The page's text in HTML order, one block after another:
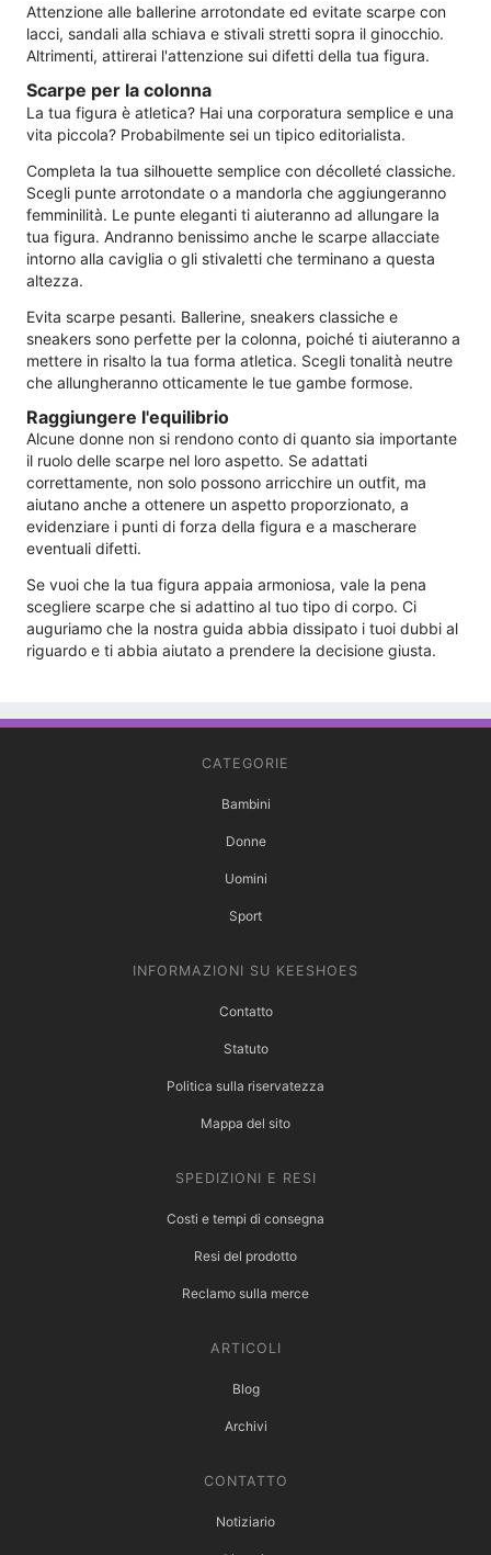
Attenzione alle ballerine arrotondate ed evitate scarpe con
lacci, sandali alla schiava e stivali stretti sopra il ginocchio.
Altrimenti, attirerai l'attenzione sui difetti della tua figura.
Scarpe per la colonna
La tua figura è atletica? Hai una corporatura semplice e una
vita piccola? Probabilmente sei un tipico editorialista.
Completa la tua silhouette semplice con décolleté classiche.
Scegli punte arrotondate o a mandorla che aggiungeranno
femminilità. Le punte eleganti ti aiuteranno ad allungare la
tua figura. Andranno benissimo anche le scarpe allacciate
intorno alla caviglia o gli stivaletti che terminano a questa
altezza.
Evita scarpe pesanti. Ballerine, sneakers classiche e
sneakers sono perfette per la colonna, poiché ti aiuteranno a
mettere in risalto la tua forma atletica. Scegli tonalità neutre
che allungheranno otticamente le tue gambe formose.
Raggiungere l'equilibrio
Alcune donne non si rendono conto di quanto sia importante
il ruolo delle scarpe nel loro aspetto. Se adattati
correttamente, non solo possono arricchire un outfit, ma
aiutano anche a ottenere un aspetto proporzionato, a
evidenziare i punti di forza della figura e a mascherare
eventuali difetti.
Se vuoi che la tua figura appaia armoniosa, vale la pena
scegliere scarpe che si adattino al tuo tipo di corpo. Ci
auguriamo che la nostra guida abbia dissipato i tuoi dubbi al
riguardo e ti abbia aiutato a prendere la decisione giusta.
CATEGORIE
Bambini
Donne
Uomini
Sport
INFORMAZIONI SU KEESHOES
Contatto
Statuto
Politica sulla riservatezza
Mappa del sito
SPEDIZIONI E RESI
Costi e tempi di consegna
Resi del prodotto
Reclamo sulla merce
ARTICOLI
Blog
Archivi
CONTATTO
Notiziario